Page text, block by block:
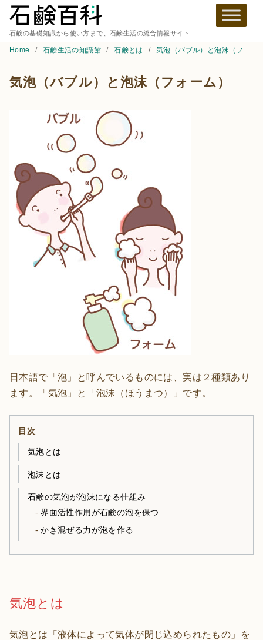
石鹸の基礎知識から使い方まで、石鹸生活の総合情報サイト
Home 石鹸生活の知識館 石鹸とは 気泡（バブル）と泡沫（フォーム）
気泡（バブル）と泡沫（フォーム）
日本語で「泡」と呼んでいるものには、実は２種類あり
ます。「気泡」と「泡沫（ほうまつ）」です。
目次
気泡とは
泡沫とは
石鹸の気泡が泡沫になる仕組み
界面活性作用が石鹸の泡を保つ
かき混ぜる力が泡を作る
気泡とは
気泡とは「液体によって気体が閉じ込められたもの」を